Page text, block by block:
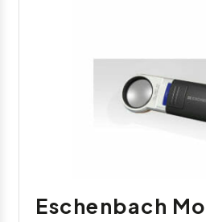
Eschenbach